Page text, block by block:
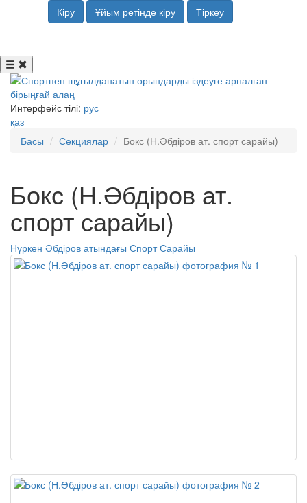
Кіру Ұйым ретінде кіру Тіркеу
Интерфейс тілі: рус
қаз
Басы
Секциялар Бокс (Н.Әбдіров ат. спорт сарайы)
Бокс (Н.Әбдіров ат.
спорт сарайы)
Нүркен Әбдіров атындағы Спорт Сарайы